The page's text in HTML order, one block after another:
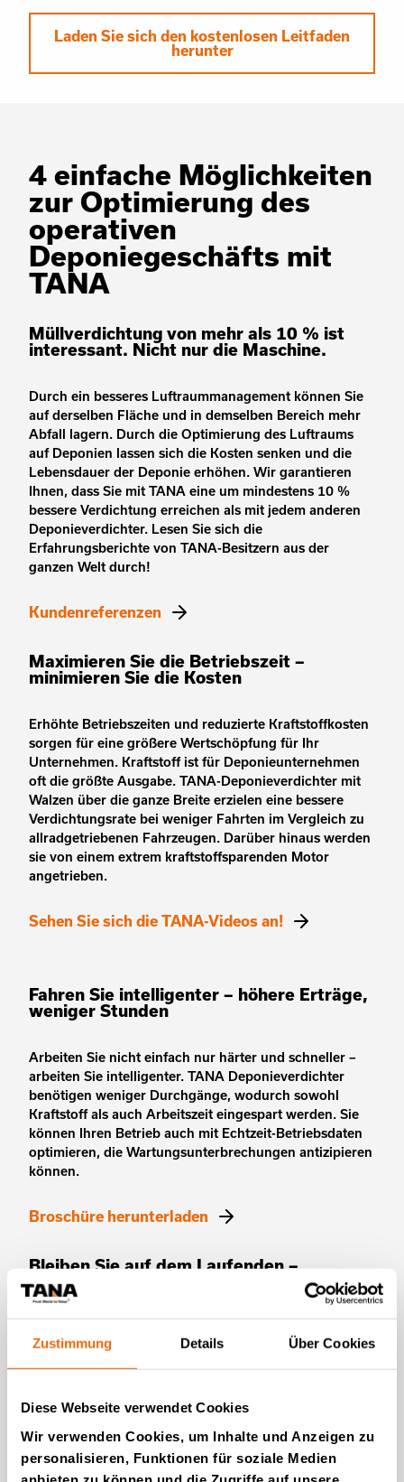
Zustimmung Details Über Cookies
Diese Webseite verwendet Cookies
Wir verwenden Cookies, um Inhalte und Anzeigen zu
personalisieren, Funktionen für soziale Medien
Laden Sie sich den kostenlosen Leitfaden
herunter
4 einfache Möglichkeiten
zur Optimierung des
operativen
Deponiegeschäfts mit
TANA
Müllverdichtung von mehr als 10 % ist
interessant. Nicht nur die Maschine.
Durch ein besseres Luftraummanagement können Sie
auf derselben Fläche und in demselben Bereich mehr
Abfall lagern. Durch die Optimierung des Luftraums
auf Deponien lassen sich die Kosten senken und die
Lebensdauer der Deponie erhöhen. Wir garantieren
Ihnen, dass Sie mit TANA eine um mindestens 10 %
bessere Verdichtung erreichen als mit jedem anderen
Deponieverdichter. Lesen Sie sich die
Erfahrungsberichte von TANA-Besitzern aus der
ganzen Welt durch!
Kundenreferenzen
Maximieren Sie die Betriebszeit –
minimieren Sie die Kosten
Erhöhte Betriebszeiten und reduzierte Kraftstoffkosten
sorgen für eine größere Wertschöpfung für Ihr
Unternehmen. Kraftstoff ist für Deponieunternehmen
oft die größte Ausgabe. TANA-Deponieverdichter mit
Walzen über die ganze Breite erzielen eine bessere
Verdichtungsrate bei weniger Fahrten im Vergleich zu
allradgetriebenen Fahrzeugen. Darüber hinaus werden
sie von einem extrem kraftstoffsparenden Motor
angetrieben.
Sehen Sie sich die TANA-Videos an!
Fahren Sie intelligenter – höhere Erträge,
weniger Stunden
Arbeiten Sie nicht einfach nur härter und schneller –
arbeiten Sie intelligenter. TANA Deponieverdichter
benötigen weniger Durchgänge, wodurch sowohl
Kraftstoff als auch Arbeitszeit eingespart werden. Sie
können Ihren Betrieb auch mit Echtzeit-Betriebsdaten
optimieren, die Wartungsunterbrechungen antizipieren
können.
Broschüre herunterladen
Bleiben Sie auf dem Laufenden –
Echtzeitdaten steigern die Leistung
Servicekonzept, das die Effizienz verbessert, die
Berichterstattung erleichtert und das Engagement der
Einnahmen, Ausgaben und Ihren Saldo – es hilft Ihnen
TanaConnect®